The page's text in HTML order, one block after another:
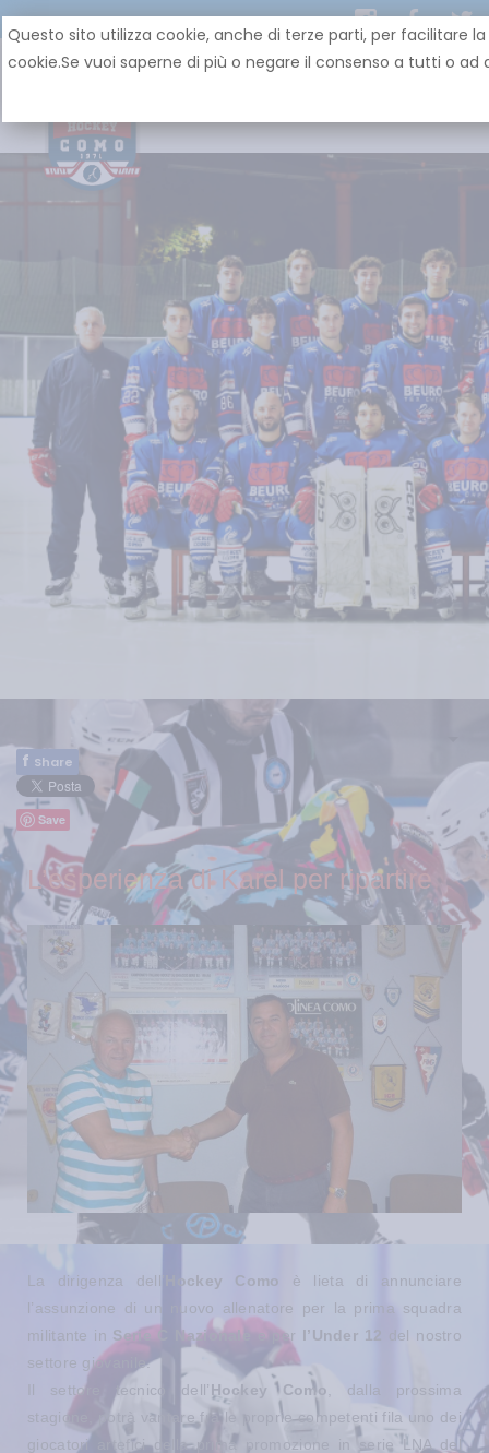
f Share
Save
L’esperienza di Karel per ripartire
La dirigenza dell’ Hockey Como è lieta di annunciare
l’assunzione di un nuovo allenatore per la prima squadra
militante in Serie C Nazionale e per l’Under 12
del nostro
settore giovanile.
Il settore tecnico dell’Hockey Como , dalla prossima
stagione, potrà vantare fra le proprie competenti fila uno dei
giocatori artefici della prima promozione in serie LNA del
Questo sito utilizza cookie, anche di terze parti, per facilitare
cookie.Se vuoi saperne di più o negare il consenso a tutti o ad